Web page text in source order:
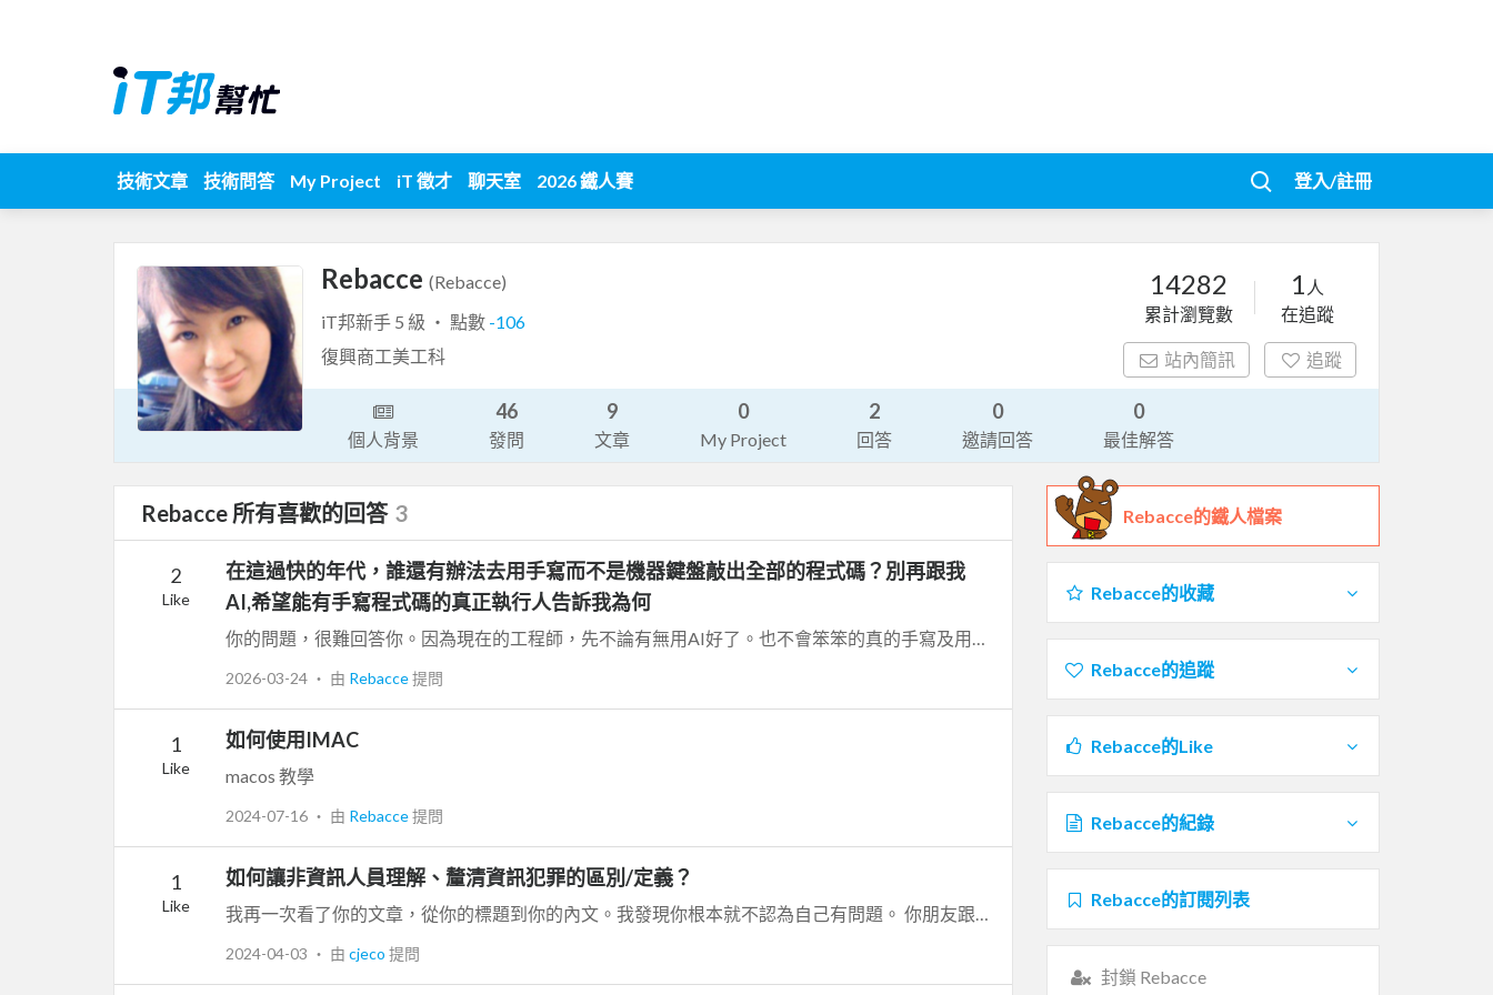
技術文章 技術問答 My Project iT 徵才 聊天室 2026 鐵人賽 登入/註冊
Rebacce (Rebacce)
iT邦新手 5 級 ‧ 點數 -106
復興商工美工科
14282
累計瀏覽數
1 人
在追蹤
站內簡訊 追蹤
個人背景
46
發問
9
文章
0
My Project
2
回答
0
邀請回答
0
最佳解答
Rebacce 所有喜歡的回答 3
2
Like
在這過快的年代，誰還有辦法去用手寫而不是機器鍵盤敲出全部的程式碼？別再跟我
AI,希望能有手寫程式碼的真正執行人告訴我為何
2026-03-24 ‧ 由 Rebacce提問
1
Like
如何使用IMAC
macos 教學
2024-07-16 ‧ 由 Rebacce提問
1
Like
如何讓非資訊人員理解、釐清資訊犯罪的區別/定義？
2024-04-03 ‧ 由 cjeco 提問
Rebacce的鐵人檔案
Rebacce的收藏
Rebacce的追蹤
Rebacce的Like
Rebacce的紀錄
Rebacce的訂閱列表
封鎖 Rebacce